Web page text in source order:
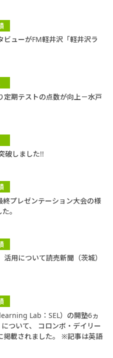
ューがFM軽井沢「軽井沢ラ
定期テストの点数が向上－水戸
破しました!!
プレゼンテーション大会の様
。
用について読売新聞（茨城）
Lab：SEL）の開塾6ヵ
ついて、 コロンボ・デイリー
掲載されました。 ※記事は英語